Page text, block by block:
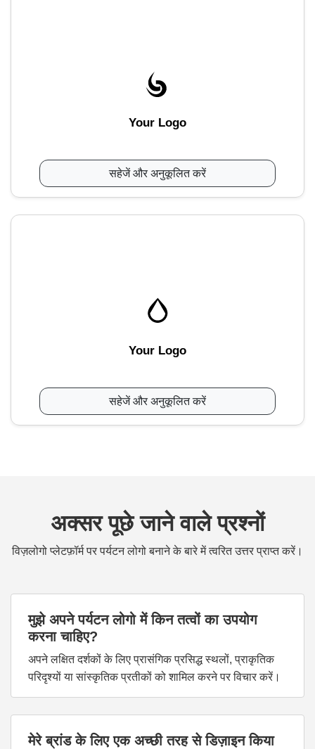
Your Logo
सहेजें और अनुकूलित करें
Your Logo
सहेजें और अनुकूलित करें
अक्सर पूछे जाने वाले प्रश्नों
विज़लोगो प्लेटफ़ॉर्म पर पर्यटन लोगो बनाने के बारे में त्वरित उत्तर प्राप्त करें।
मुझे अपने पर्यटन लोगो में किन तत्वों का उपयोग
करना चाहिए?
अपने लक्षित दर्शकों के लिए प्रासंगिक प्रसिद्ध स्थलों, प्राकृतिक
परिदृश्यों या सांस्कृतिक प्रतीकों को शामिल करने पर विचार करें।
मेरे ब्रांड के लिए एक अच्छी तरह से डिज़ाइन किया